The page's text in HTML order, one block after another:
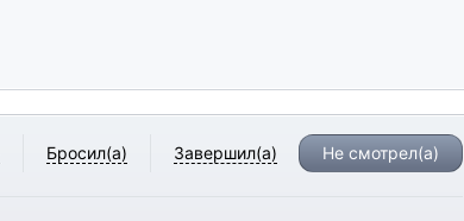
Бросил(а) Завершил(а) Не смотрел(а)